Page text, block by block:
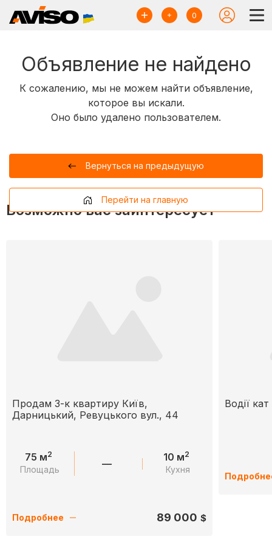
0
Объявление не найдено
К сожалению, мы не можем найти объявление,
которое вы искали.
Оно было удалено пользователем.
Вернуться на предыдущую
Перейти на главную
Возможно вас заинтересует
Продам 3-к квартиру Київ,
Дарницький, Ревуцького вул., 44
75 м2
Площадь —
10 м2
Кухня
Подробнее 89 000 $
Водії